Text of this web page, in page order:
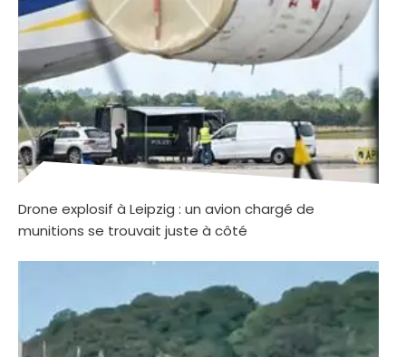
Drone explosif à Leipzig : un avion chargé de
munitions se trouvait juste à côté